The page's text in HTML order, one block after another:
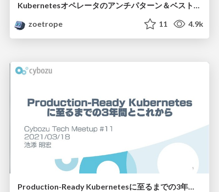
Kubernetesオペレータのアンチパターン＆ベストプラクティス
zoetrope
11 4.9k
Production-Ready Kubernetesに至るまでの3年間とこれから